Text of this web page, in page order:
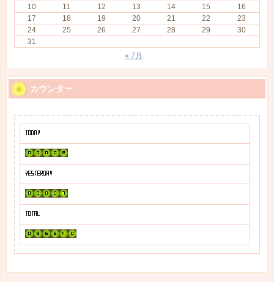
10
11 12 13 14 15
16
17
18 19 20 21 22
23
24
25 26 27 28 29
30
31
« 7月
カウンター